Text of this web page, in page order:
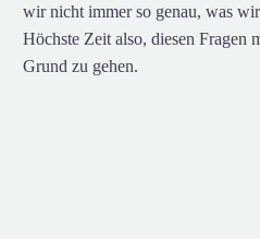
wir nicht immer so genau, was
Höchste Zeit also, diesen Fragen
Grund zu gehen.